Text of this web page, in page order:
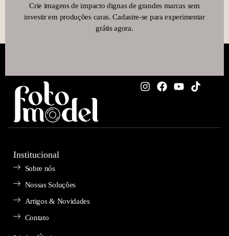
Crie imagens de impacto dignas de grandes marcas sem
investir em produções caras. Cadastre-se para experimentar
grátis agora.
Institucional
Sobre nós
Nossas Soluções
Artigos & Novidades
Contato